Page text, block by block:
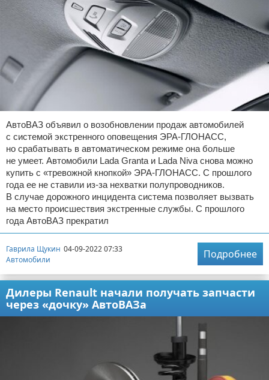
АвтоВАЗ объявил о возобновлении продаж автомобилей
с системой экстренного оповещения ЭРА-ГЛОНАСС,
но срабатывать в автоматическом режиме она больше
не умеет. Автомобили Lada Granta и Lada Niva снова можно
купить с «тревожной кнопкой» ЭРА-ГЛОНАСС. С прошлого
года ее не ставили из-за нехватки полупроводников.
В случае дорожного инцидента система позволяет вызвать
на место происшествия экстренные службы. С прошлого
года АвтоВАЗ прекратил
Гаврила Щукин 04-09-2022 07:33
Автомобили
Подробнее
Дилеры Renault начали получать запчасти
через «дочку» АвтоВАЗа